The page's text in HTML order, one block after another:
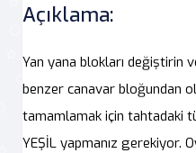
Açıklama:
Yan yana blokları değiştirin
benzer canavar bloğundan
tamamlamak için tahtadaki
YEŞİL yapmanız gerekiyor.